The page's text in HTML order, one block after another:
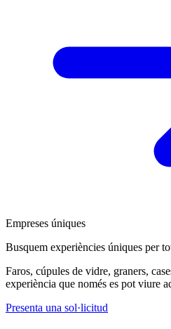
Empreses úniques
Busquem experiències úniques per
Faros, cúpules de vidre, graners,
experiència que només es pot viure
Presenta una sol·licitud